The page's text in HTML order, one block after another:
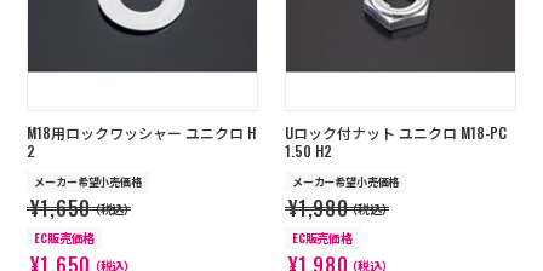
M18用ロックワッシャー ユニクロ H
2
メーカー希望小売価格
¥1,650（税込）
EC販売価格
¥1,650（税込）
Uロック付ナット ユニクロ M18-PC
1.50 H2
メーカー希望小売価格
¥1,980（税込）
EC販売価格
¥1,980（税込）